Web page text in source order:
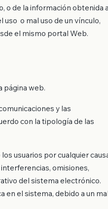
o de la información obtenida
o mal uso de un vínculo,
el mismo portal Web.
página web.
y las
con la tipología de las
usuarios por cualquier
omisiones,
del sistema electrónico.
en el sistema, debido a un